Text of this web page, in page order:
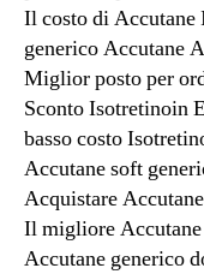
Il costo di Accutane
generico Accutane
Miglior posto per
Sconto Isotretinoin
basso costo
Accutane soft
Acquistare
Il migliore
Accutane generico